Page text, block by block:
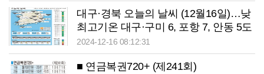
대구·경북 오늘의 날씨 (12월16일)…낮
최고기온 대구·구미 6, 포항 7, 안동 5도
2024-12-16 08:12:31
■ 연금복권720+ (제241회)